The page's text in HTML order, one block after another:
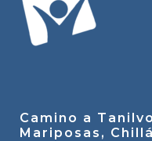
Camino a
Mariposas,